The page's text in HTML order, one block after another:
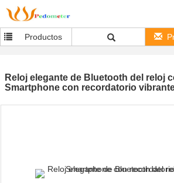
Productos
Reloj elegante de Bluetooth del reloj
Smartphone con recordatorio